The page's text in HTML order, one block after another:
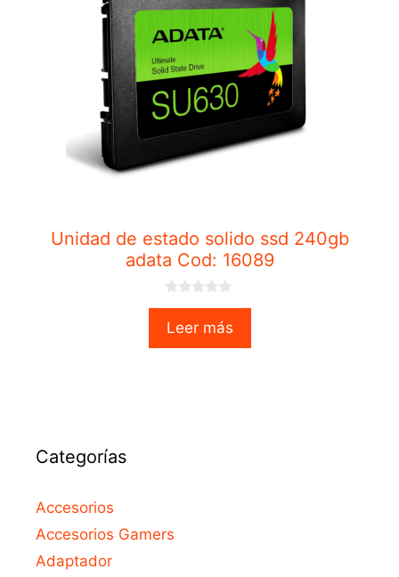
Unidad de estado solido ssd 240gb
adata Cod: 16089
u
Leer más
Categorías
Accesorios
Accesorios Gamers
Adaptador